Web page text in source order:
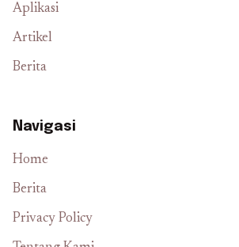
Aplikasi
Artikel
Berita
Navigasi
Home
Berita
Privacy Policy